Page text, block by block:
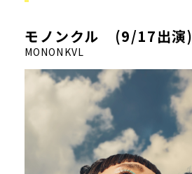
モノンクル (9/17出演)
MONONKVL